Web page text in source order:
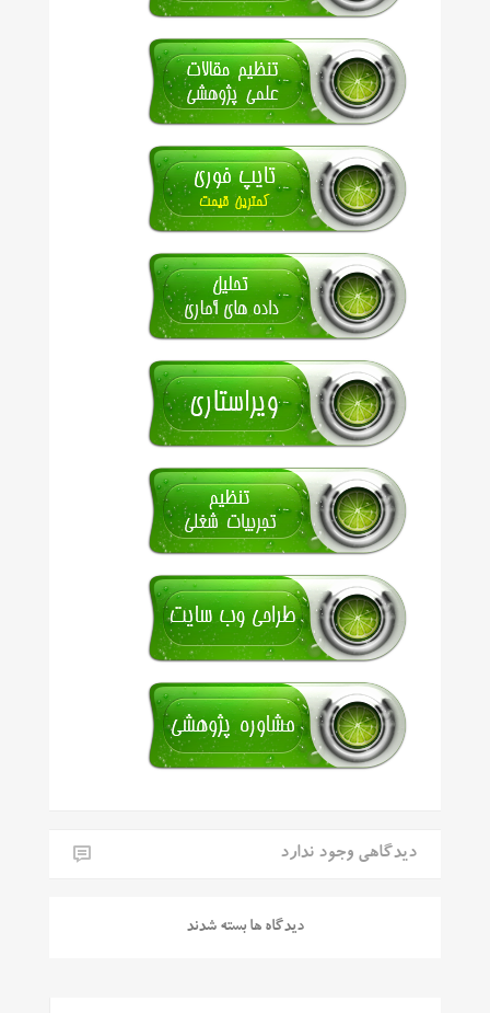
دیدگاهی وجود ندارد
دیدگاه ها بسته شدند